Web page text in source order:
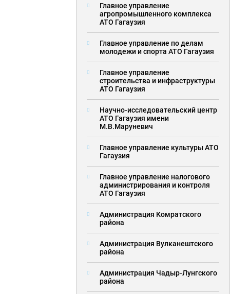
Главное управление
агропромышленного комплекса
АТО Гагаузия
Главное управление по делам
молодежи и спорта АТО Гагаузия
Главное управление
строительства и инфраструктуры
АТО Гагаузия
Научно-исследовательский центр
АТО Гагаузия имени
М.В.Маруневич
Главное управление культуры АТО
Гагаузия
Главное управление налогового
администрирования и контроля
АТО Гагаузия
Администрация Комратского
района
Администрация Вулканештского
района
Администрация Чадыр-Лунгского
района